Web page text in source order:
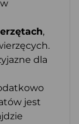
,
dla
jest